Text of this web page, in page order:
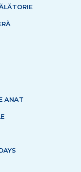
ANAT